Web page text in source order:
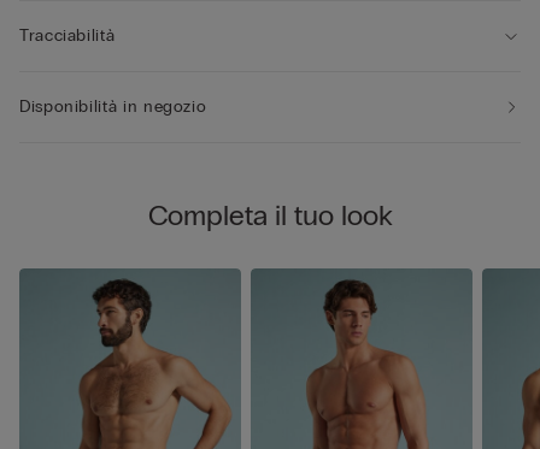
Tracciabilità
Disponibilità in negozio
Completa il tuo look